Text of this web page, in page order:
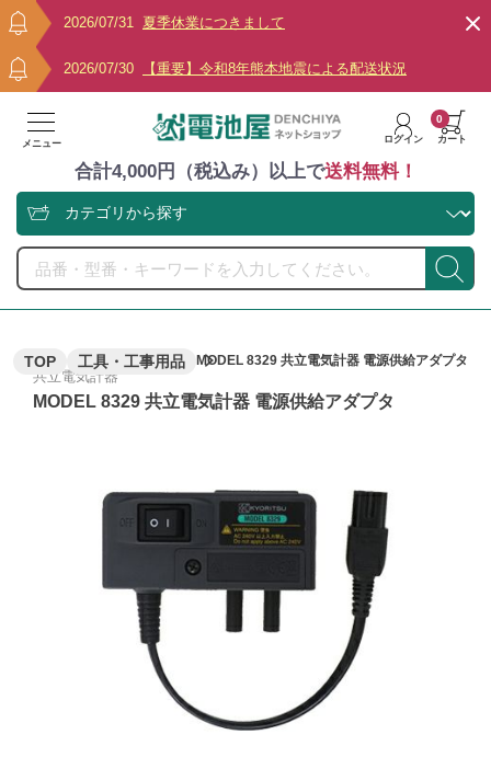
2026/07/31 夏季休業につきまして
2026/07/30 【重要】令和8年熊本地震による配送状況
メニュー ログイン カート
0
合計4,000円（税込み）以上で送料無料！
TOP 工具・工事用品 MODEL 8329 共立電気計器 電源供給アダプタ
共立電気計器
MODEL 8329 共立電気計器 電源供給アダプタ